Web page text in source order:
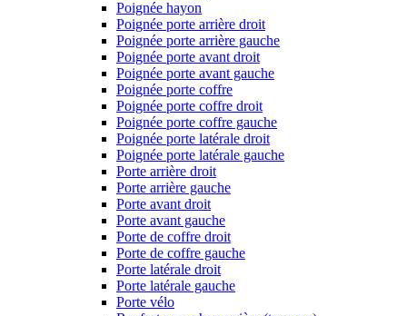
Poignée hayon
Poignée porte arrière droit
Poignée porte arrière gauche
Poignée porte avant droit
Poignée porte avant gauche
Poignée porte coffre
Poignée porte coffre droit
Poignée porte coffre gauche
Poignée porte latérale droit
Poignée porte latérale gauche
Porte arrière droit
Porte arrière gauche
Porte avant droit
Porte avant gauche
Porte de coffre droit
Porte de coffre gauche
Porte latérale droit
Porte latérale gauche
Porte vélo